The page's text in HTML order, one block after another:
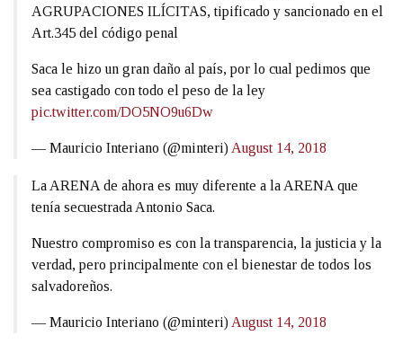
AGRUPACIONES ILÍCITAS, tipificado y sancionado en el
Art.345 del código penal
Saca le hizo un gran daño al país, por lo cual pedimos que
sea castigado con todo el peso de la ley
pic.twitter.com/DO5NO9u6Dw
— Mauricio Interiano (@minteri) August 14, 2018
La ARENA de ahora es muy diferente a la ARENA que
tenía secuestrada Antonio Saca.
Nuestro compromiso es con la transparencia, la justicia y la
verdad, pero principalmente con el bienestar de todos los
salvadoreños.
— Mauricio Interiano (@minteri) August 14, 2018